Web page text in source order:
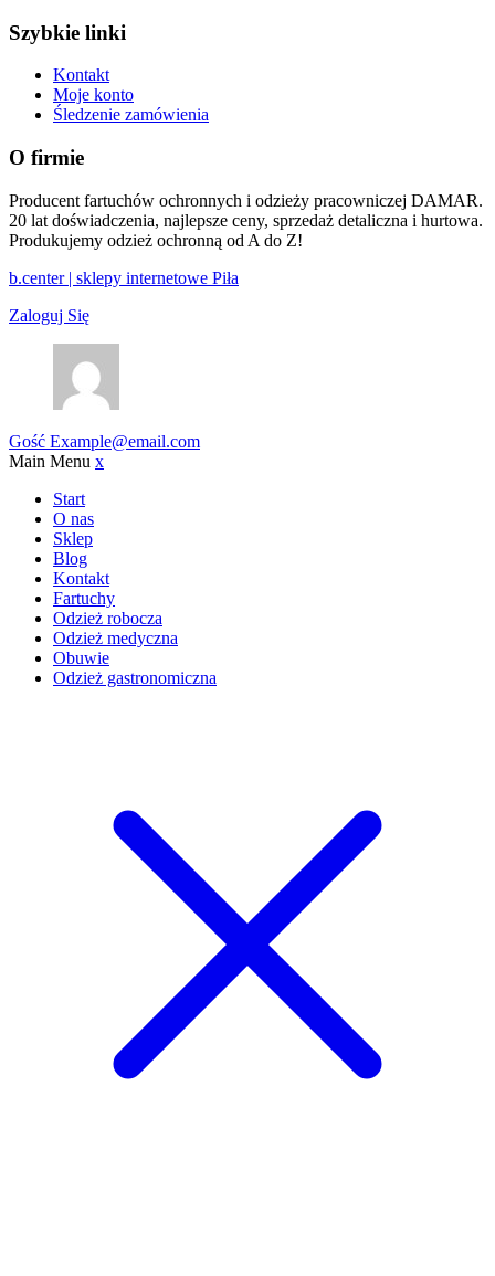
Szybkie linki
Kontakt
Moje konto
Śledzenie zamówienia
O firmie
Producent fartuchów ochronnych i odzieży pracowniczej DAMAR.
20 lat doświadczenia, najlepsze ceny, sprzedaż detaliczna i hurtowa.
Produkujemy odzież ochronną od A do Z!
b.center | sklepy internetowe Piła
Zaloguj Się
Gość Example@email.com
Main Menu x
Start
O nas
Sklep
Blog
Kontakt
Fartuchy
Odzież robocza
Odzież medyczna
Obuwie
Odzież gastronomiczna